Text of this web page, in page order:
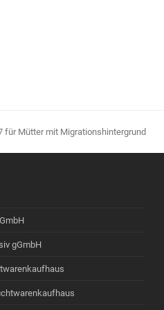
für Mütter mit Migrationshintergrund
gGmbH